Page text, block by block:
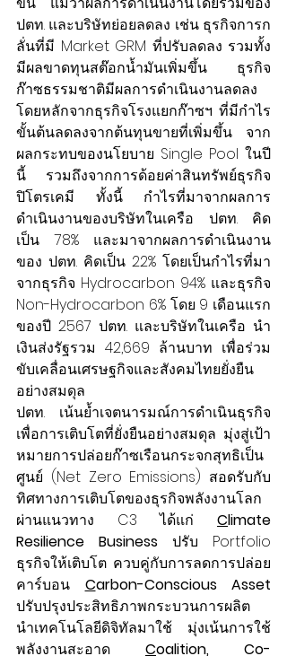
ปตท. และบริษัทย่อยลดลง เช่น ธุรกิจการก
ลั่นที่มี Market GRM ที่ปรับลดลง รวมทั้ง
มีผลขาดทุนสต๊อกน้ำมันเพิ่มขึ้น ธุรกิจ
ก๊าซธรรมชาติมีผลการดำเนินงานลดลง
โดยหลักจากธุรกิจโรงแยกก๊าซฯ ที่มีกำไร
ขั้นต้นลดลงจากต้นทุนขายที่เพิ่มขึ้น จาก
ผลกระทบของนโยบาย Single Pool ในปี
นี้ รวมถึงจากการด้อยค่าสินทรัพย์ธุรกิจ
ปิโตรเคมี ทั้งนี้ กำไรที่มาจากผลการ
ดำเนินงานของบริษัทในเครือ ปตท. คิด
เป็น 78% และมาจากผลการดำเนินงาน
ของ ปตท. คิดเป็น 22% โดยเป็นกำไรที่มา
จากธุรกิจ Hydrocarbon 94% และธุรกิจ
Non-Hydrocarbon 6% โดย 9 เดือนแรก
ของปี 2567 ปตท. และบริษัทในเครือ นำ
เงินส่งรัฐรวม 42,669 ล้านบาท เพื่อร่วม
ขับเคลื่อนเศรษฐกิจและสังคมไทยยั่งยืน
อย่างสมดุล
ปตท. เน้นย้ำเจตนารมณ์การดำเนินธุรกิจ
เพื่อการเติบโตที่ยั่งยืนอย่างสมดุล มุ่งสู่เป้า
หมายการปล่อยก๊าซเรือนกระจกสุทธิเป็น
ศูนย์ (Net Zero Emissions) สอดรับกับ
ทิศทางการเติบโตของธุรกิจพลังงานโลก
ผ่านแนวทาง C3 ได้แก่
Climate
Resilience Business ปรับ Portfolio
ธุรกิจให้เติบโต ควบคู่กับการลดการปล่อย
คาร์บอน C
ปรับปรุงประสิทธิภาพกระบวนการผลิต
นำเทคโนโลยีดิจิทัลมาใช้ มุ่งเน้นการใช้
พลังงานสะอาด Coalition, Co-